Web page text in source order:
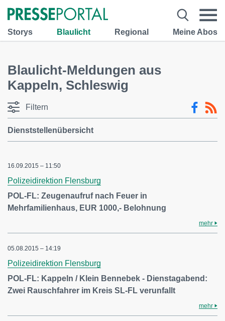
Storys Blaulicht Regional Meine Abos
Blaulicht-Meldungen aus
Kappeln, Schleswig
Filtern
Dienststellenübersicht
16.09.2015 – 11:50
Polizeidirektion Flensburg
POL-FL: Zeugenaufruf nach Feuer in
Mehrfamilienhaus, EUR 1000,- Belohnung
mehr
05.08.2015 – 14:19
Polizeidirektion Flensburg
POL-FL: Kappeln / Klein Bennebek - Dienstagabend:
Zwei Rauschfahrer im Kreis SL-FL verunfallt
mehr